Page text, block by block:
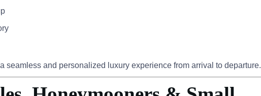
seamless and personalized luxury experience from arrival to departure.